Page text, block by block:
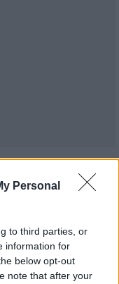
Personal
to third parties, or
information for
below opt-out
note that after your
le 22 juin 2017 à
Gold